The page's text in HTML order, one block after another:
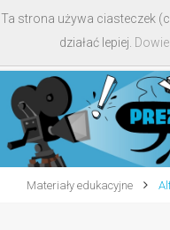
Materiały edukacyjne
Ta strona używa ciasteczek
działać lepiej.